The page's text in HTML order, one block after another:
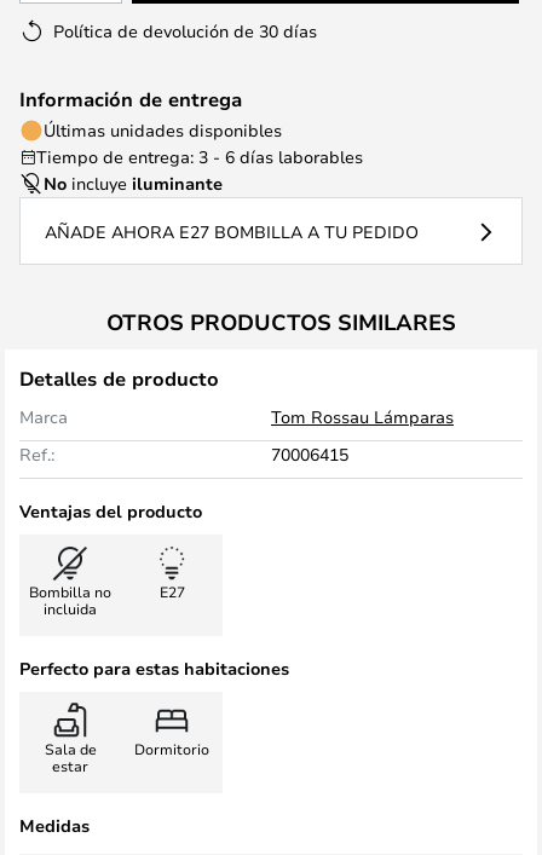
Política de devolución de 30 días
Información de entrega
Últimas unidades disponibles
Tiempo de entrega: 3 - 6 días laborables
No incluye iluminante
AÑADE AHORA E27 BOMBILLA A TU PEDIDO
OTROS PRODUCTOS SIMILARES
Detalles de producto
Marca
Tom Rossau Lámparas
Ref.:
70006415
Ventajas del producto
Bombilla no
incluida
E27
Perfecto para estas habitaciones
Sala de
estar
Dormitorio
Medidas